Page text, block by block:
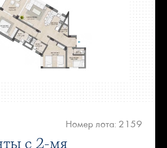
Номер лота: 2159
с 2-мя